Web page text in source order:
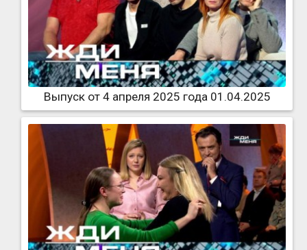
Выпуск от 4 апреля 2025 года 01.04.2025